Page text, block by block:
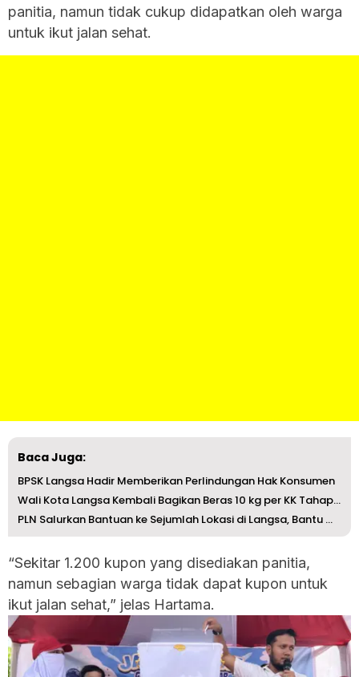
panitia, namun tidak cukup didapatkan oleh warga
untuk ikut jalan sehat.
Baca Juga:
BPSK Langsa Hadir Memberikan Perlindungan Hak Konsumen
Wali Kota Langsa Kembali Bagikan Beras 10 kg per KK Tahap II
PLN Salurkan Bantuan ke Sejumlah Lokasi di Langsa, Bantu ...
“Sekitar 1.200 kupon yang disediakan panitia,
namun sebagian warga tidak dapat kupon untuk
ikut jalan sehat,” jelas Hartama.